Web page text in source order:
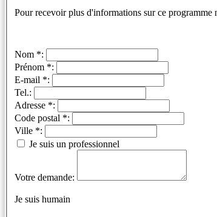
Pour recevoir plus d'informations sur ce
Nom *:
Prénom *:
E-mail *:
Tel.:
Adresse *:
Code postal *:
Ville *:
Je suis un professionnel
Votre demande:
Je suis humain